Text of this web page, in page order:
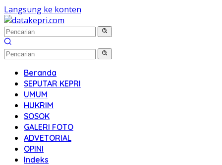
Langsung ke konten
Beranda
SEPUTAR KEPRI
UMUM
HUKRIM
SOSOK
GALERI FOTO
ADVETORIAL
OPINI
Indeks